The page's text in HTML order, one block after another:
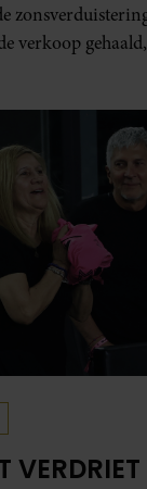
verkoop